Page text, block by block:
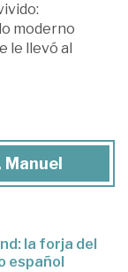
moderno
le llevó al
la forja del
español